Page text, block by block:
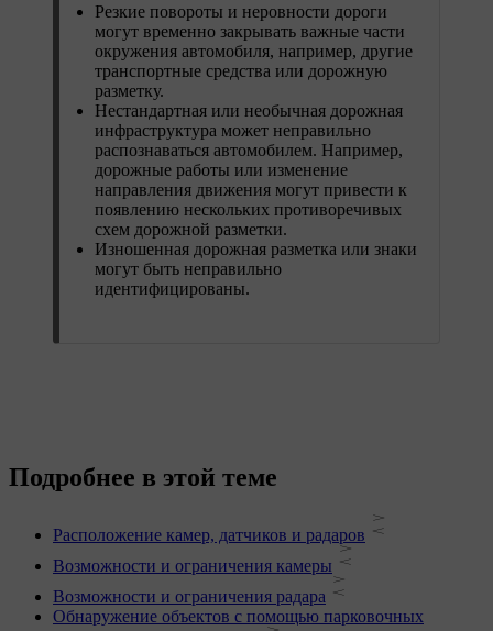
Резкие повороты и неровности дороги
могут временно закрывать важные части
окружения автомобиля, например, другие
транспортные средства или дорожную
разметку.
Нестандартная или необычная дорожная
инфраструктура может неправильно
распознаваться автомобилем. Например,
дорожные работы или изменение
направления движения могут привести к
появлению нескольких противоречивых
схем дорожной разметки.
Изношенная дорожная разметка или знаки
могут быть неправильно
идентифицированы.
Подробнее в этой теме
Расположение камер, датчиков и радаров
Возможности и ограничения камеры
Возможности и ограничения радара
Обнаружение объектов с помощью парковочных